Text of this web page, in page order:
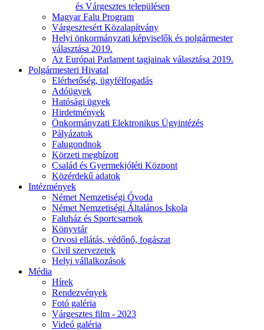
és Várgesztes településen
Magyar Falu Program
Várgesztesért Közalapítvány
Helyi önkormányzati képviselők és polgármester
választása 2019.
Az Európai Parlament tagjainak választása 2019.
Polgármesteri Hivatal
Elérhetőség, ügyfélfogadás
Adóügyek
Hatósági ügyek
Hirdetmények
Önkormányzati Elektronikus Ügyintézés
Pályázatok
Falugondnok
Körzeti megbízott
Család és Gyermekjóléti Központ
Közérdekű adatok
Intézmények
Német Nemzetiségi Óvoda
Német Nemzetiségi Általános Iskola
Faluház és Sportcsarnok
Könyvtár
Orvosi ellátás, védőnő, fogászat
Civil szervezetek
Helyi vállalkozások
Média
Hírek
Rendezvények
Fotó galéria
Várgesztes film - 2023
Videó galéria